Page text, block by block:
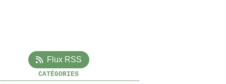
Flux RSS
CATÉGORIES